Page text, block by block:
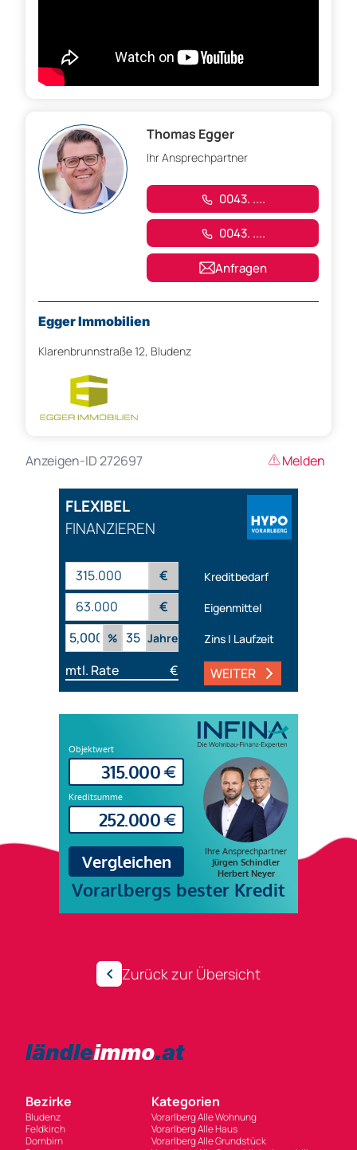
Thomas Egger
Ihr Ansprechpartner
0043. ....
0043. ....
Anfragen
Egger Immobilien
Klarenbrunnstraße 12, Bludenz
Anzeigen-ID 272697 Melden
FLEXIBEL
FINANZIEREN
€ Kreditbedarf
€
Eigenmittel
%
Jahre Zins | Laufzeit
mtl. Rate € WEITER
Zurück zur Übersicht
Bezirke
Bludenz
Feldkirch
Dornbirn
Kategorien
Vorarlberg Alle Wohnung
Vorarlberg Alle Haus
Vorarlberg Alle Grundstück